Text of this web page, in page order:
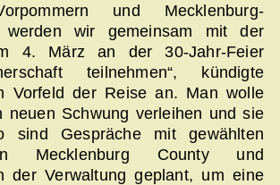
Vorpommern und Mecklenburg-
werden wir gemeinsam mit der
4. März an der 30-Jahr-Feier
teilnehmen“, kündigte
Vorfeld der Reise an. Man wolle
neuen Schwung verleihen und sie
sind Gespräche mit gewählten
Mecklenburg County und
der Verwaltung geplant, um eine